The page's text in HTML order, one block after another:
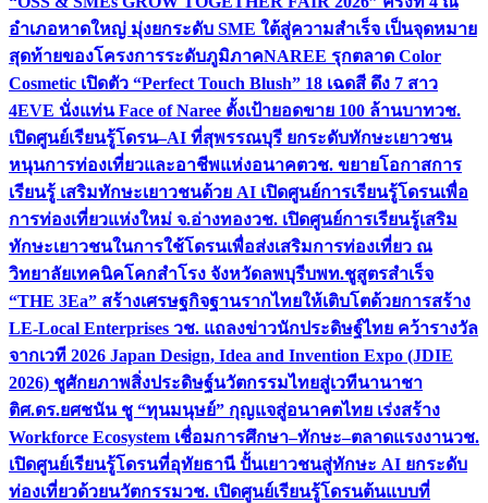
อำเภอหาดใหญ่ มุ่งยกระดับ SME ใต้สู่ความสำเร็จ เป็นจุดหมาย
สุดท้ายของโครงการระดับภูมิภาคNAREE รุกตลาด Color
Cosmetic เปิดตัว “Perfect Touch Blush” 18 เฉดสี ดึง 7 สาว
4EVE นั่งแท่น Face of Naree ตั้งเป้ายอดขาย 100 ล้านบาทวช.
เปิดศูนย์เรียนรู้โดรน–AI ที่สุพรรณบุรี ยกระดับทักษะเยาวชน
หนุนการท่องเที่ยวและอาชีพแห่งอนาคตวช. ขยายโอกาสการ
เรียนรู้ เสริมทักษะเยาวชนด้วย AI เปิดศูนย์การเรียนรู้โดรนเพื่อ
การท่องเที่ยวแห่งใหม่ จ.อ่างทองวช. เปิดศูนย์การเรียนรู้เสริม
ทักษะเยาวชนในการใช้โดรนเพื่อส่งเสริมการท่องเที่ยว ณ
วิทยาลัยเทคนิคโคกสำโรง จังหวัดลพบุรีบพท.ชูสูตรสำเร็จ
“THE 3Ea” สร้างเศรษฐกิจฐานรากไทยให้เติบโตด้วยการสร้าง
LE-Local Enterprises วช. แถลงข่าวนักประดิษฐ์ไทย คว้ารางวัล
จากเวที 2026 Japan Design, Idea and Invention Expo (JDIE
2026) ชูศักยภาพสิ่งประดิษฐ์นวัตกรรมไทยสู่เวทีนานาชา
ติศ.ดร.ยศชนัน ชู “ทุนมนุษย์” กุญแจสู่อนาคตไทย เร่งสร้าง
Workforce Ecosystem เชื่อมการศึกษา–ทักษะ–ตลาดแรงงานวช.
เปิดศูนย์เรียนรู้โดรนที่อุทัยธานี ปั้นเยาวชนสู่ทักษะ AI ยกระดับ
ท่องเที่ยวด้วยนวัตกรรมวช. เปิดศูนย์เรียนรู้โดรนต้นแบบที่